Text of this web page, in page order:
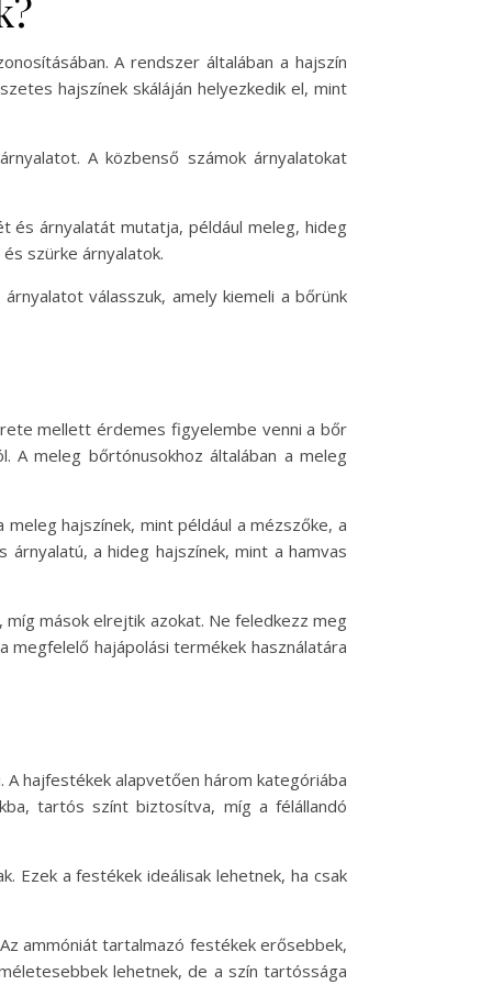
A rendszer általában a hajszín
hajszínek skáláján helyezkedik el, mint
A közbenső számok árnyalatokat
és árnyalatát mutatja, például meleg, hideg
szürke árnyalatok.
válasszuk, amely kiemeli a bőrünk
mellett érdemes figyelembe venni a bőr
A meleg bőrtónusokhoz általában a meleg
hajszínek, mint például a mézszőke, a
a hideg hajszínek, mint a hamvas
mások elrejtik azokat. Ne feledkezz meg
hajápolási termékek használatára
hajfestékek alapvetően három kategóriába
tartós színt biztosítva, míg a félállandó
Ezek a festékek ideálisak lehetnek, ha csak
ammóniát tartalmazó festékek erősebbek,
lehetnek, de a szín tartóssága